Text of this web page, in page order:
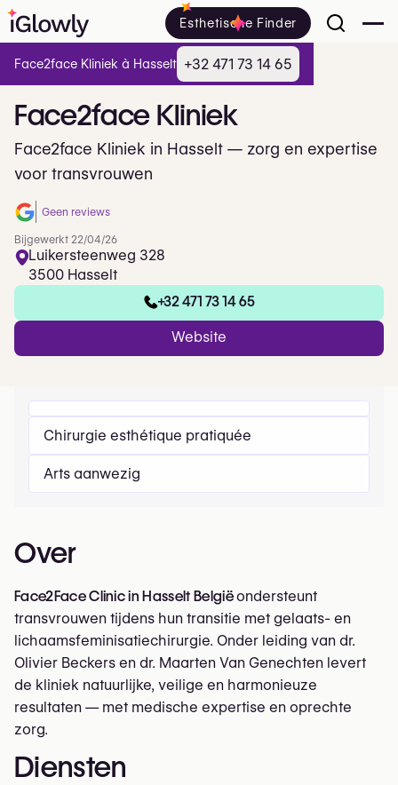
Esthetische Finder
Face2face Kliniek
Face2face Kliniek in Hasselt — zorg en expertise
voor transvrouwen
Geen reviews
Bijgewerkt 22/04/26
Luikersteenweg 328
3500 Hasselt
+32 471 73 14 65
Website
Chirurgie esthétique pratiquée
Arts aanwezig
Over
Face2Face Clinic in Hasselt Belgiëondersteunt
transvrouwen tijdens hun transitie met gelaats- en
lichaamsfeminisatiechirurgie. Onder leiding van dr.
Olivier Beckers en dr. Maarten Van Genechten levert
de kliniek natuurlijke, veilige en harmonieuze
resultaten — met medische expertise en oprechte
zorg.
Diensten
Face2face Kliniek à Hasselt +32 471 73 14 65